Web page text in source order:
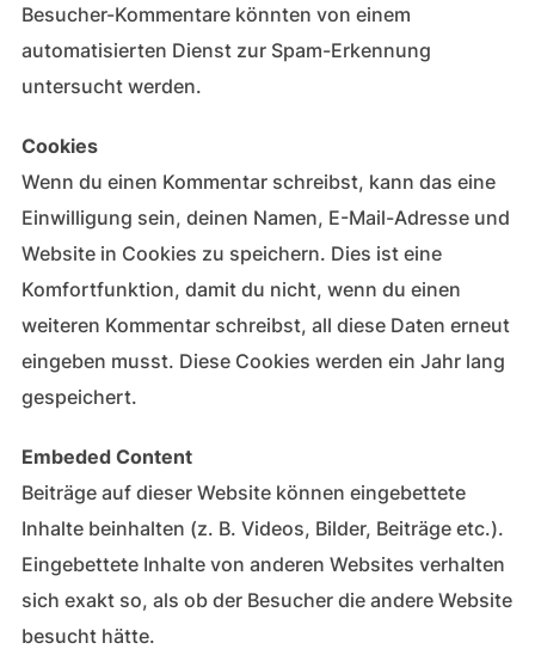
Besucher-Kommentare könnten von einem
automatisierten Dienst zur Spam-Erkennung
untersucht werden.
Cookies
Wenn du einen Kommentar schreibst, kann das eine
Einwilligung sein, deinen Namen, E-Mail-Adresse und
Website in Cookies zu speichern. Dies ist eine
Komfortfunktion, damit du nicht, wenn du einen
weiteren Kommentar schreibst, all diese Daten erneut
eingeben musst. Diese Cookies werden ein Jahr lang
gespeichert.
Embeded Content
Beiträge auf dieser Website können eingebettete
Inhalte beinhalten (z. B. Videos, Bilder, Beiträge etc.).
Eingebettete Inhalte von anderen Websites verhalten
sich exakt so, als ob der Besucher die andere Website
besucht hätte.